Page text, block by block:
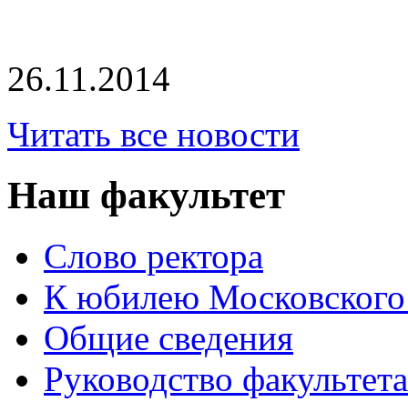
26.11.2014
Читать все новости
Наш факультет
Слово ректора
К юбилею Московского
Общие сведения
Руководство факультета